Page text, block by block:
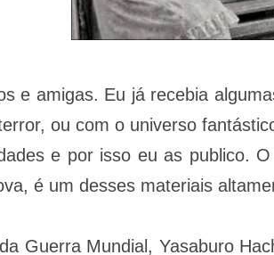
e amigas. Eu já recebia
ou com o universo
e por isso eu as publico.
é um desses materiais
Guerra Mundial, Yasaburo